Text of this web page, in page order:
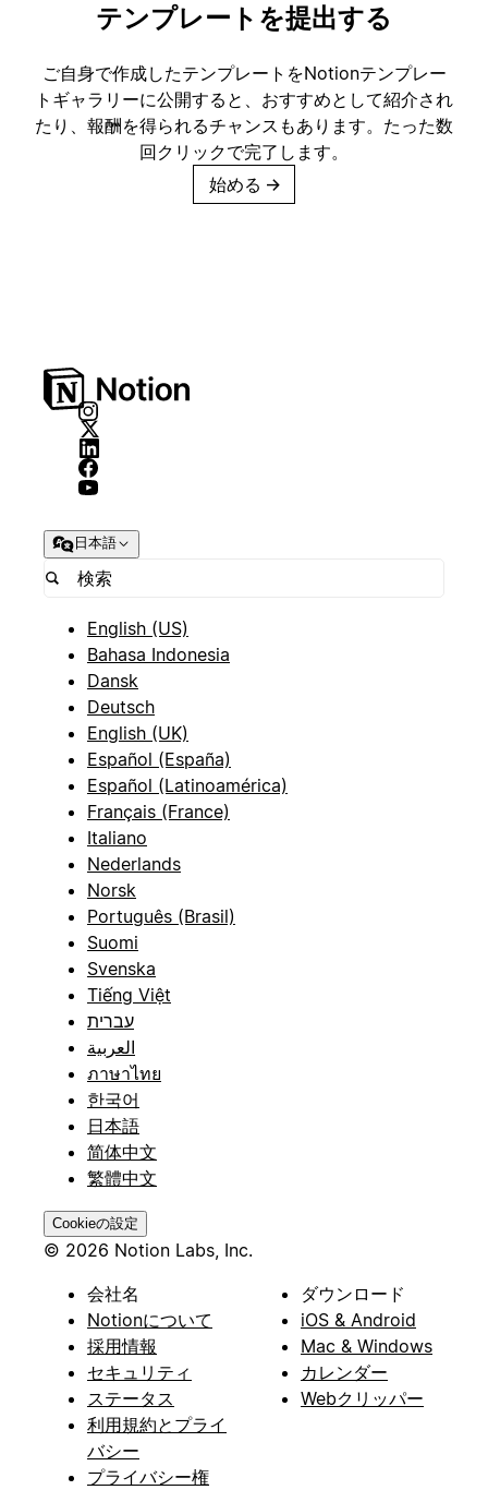
テンプレートを提出する
ご自身で作成したテンプレートをNotionテンプレー
トギャラリーに公開すると、おすすめとして紹介され
たり、報酬を得られるチャンスもあります。たった数
回クリックで完了します。
始める →
日本語
English (US)
Bahasa Indonesia
Dansk
Deutsch
English (UK)
Español (España)
Español (Latinoamérica)
Français (France)
Italiano
Nederlands
Norsk
Português (Brasil)
Suomi
Svenska
Tiếng Việt
עברית
العربية
ภาษาไทย
한국어
日本語
简体中文
繁體中文
Cookieの設定
© 2026 Notion Labs, Inc.
会社名
Notionについて
採用情報
セキュリティ
ステータス
利用規約とプライ
バシー
プライバシー権
ダウンロード
iOS & Android
Mac & Windows
カレンダー
Webクリッパー